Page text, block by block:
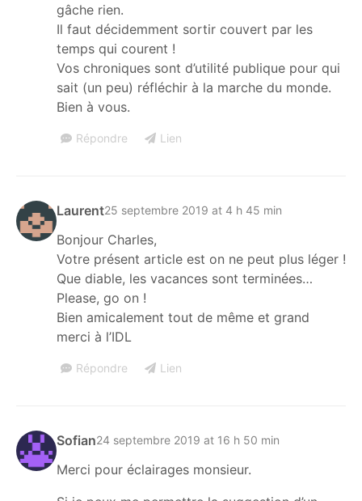
gâche rien.
Il faut décidemment sortir couvert par les
temps qui courent !
Vos chroniques sont d’utilité publique pour qui
sait (un peu) réfléchir à la marche du monde.
Bien à vous.
Répondre Lien
Laurent25 septembre 2019 at 4 h 45 min
Bonjour Charles,
Votre présent article est on ne peut plus léger !
Que diable, les vacances sont terminées…
Please, go on !
Bien amicalement tout de même et grand
merci à l’IDL
Répondre Lien
Sofian24 septembre 2019 at 16 h 50 min
Merci pour éclairages monsieur.